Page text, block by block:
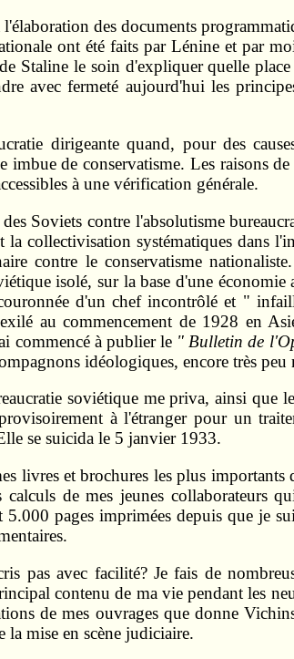
des documents
ont été faits par Lénine et par
Staline le soin d'expliquer quelle
avec fermeté aujourd'hui les
dirigeante quand, pour des
imbue de conservatisme. Les raisons
à une vérification générale.
Soviets contre l'absolutisme
la collectivisation systématiques dans
contre le conservatisme
isolé, sur la base d'une
d'un chef incontrôlé et "
au commencement de 1928 en
commencé à publier le " Bulletin de
idéologiques, encore très
soviétique me priva, ainsi que
à l'étranger pour un
se suicida le 5 janvier 1933.
livres et brochures les plus
calculs de mes jeunes
pages imprimées depuis que je
pas avec facilité? Je fais de
contenu de ma vie pendant les
de mes ouvrages que donne
la mise en scène judiciaire.